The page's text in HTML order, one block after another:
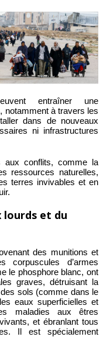
entraîner une
notamment à travers les
dans de nouveaux
ni infrastructures
aux conflits, comme la
ressources naturelles,
terres invivables et en
lourds et du
des munitions et
d’armes
le phosphore blanc, ont
graves, détruisant la
sols (comme dans le
eaux superficielles et
maladies aux êtres
et ébranlant tous
Il est spécialement